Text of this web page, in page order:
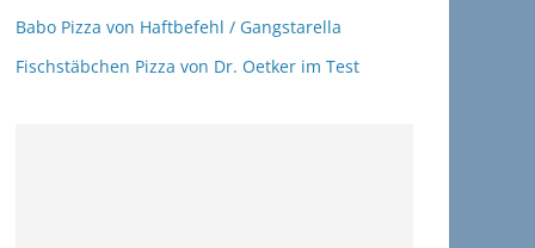
Babo Pizza von Haftbefehl / Gangstarella
Fischstäbchen Pizza von Dr. Oetker im Test